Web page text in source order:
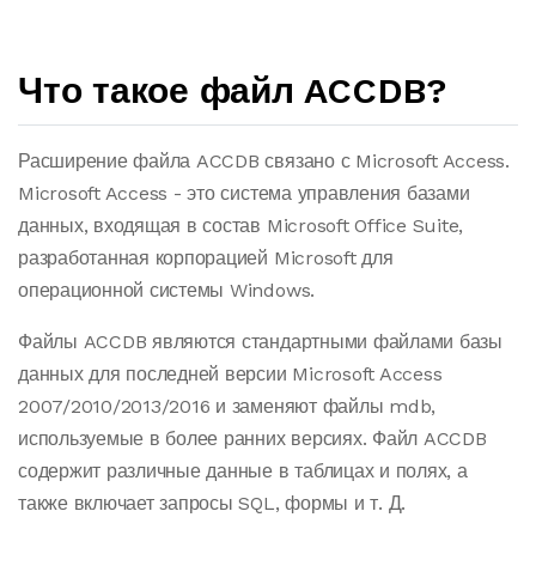
Что такое файл ACCDB?
Расширение файла ACCDB связано с Microsoft Access.
Microsoft Access - это система управления базами
данных, входящая в состав Microsoft Office Suite,
разработанная корпорацией Microsoft для
операционной системы Windows.
Файлы ACCDB являются стандартными файлами базы
данных для последней версии Microsoft Access
2007/2010/2013/2016 и заменяют файлы mdb,
используемые в более ранних версиях. Файл ACCDB
содержит различные данные в таблицах и полях, а
также включает запросы SQL, формы и т. Д.